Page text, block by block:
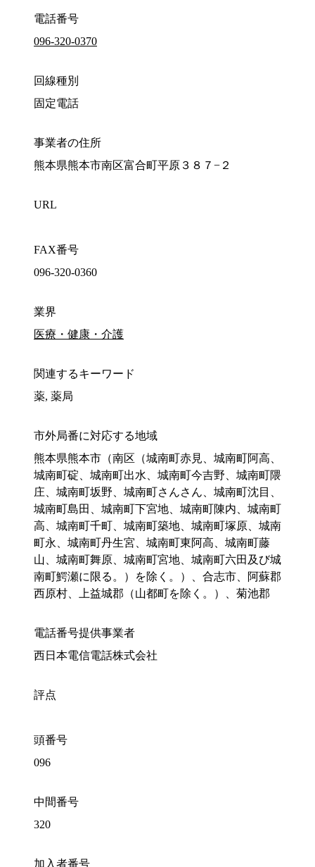
電話番号
096-320-0370
回線種別
固定電話
事業者の住所
熊本県熊本市南区富合町平原３８７−２
URL
FAX番号
096-320-0360
業界
医療・健康・介護
関連するキーワード
薬, 薬局
市外局番に対応する地域
熊本県熊本市（南区（城南町赤見、城南町阿高、
城南町碇、城南町出水、城南町今吉野、城南町隈
庄、城南町坂野、城南町さんさん、城南町沈目、
城南町島田、城南町下宮地、城南町陳内、城南町
高、城南町千町、城南町築地、城南町塚原、城南
町永、城南町丹生宮、城南町東阿高、城南町藤
山、城南町舞原、城南町宮地、城南町六田及び城
南町鰐瀬に限る。）を除く。）、合志市、阿蘇郡
西原村、上益城郡（山都町を除く。）、菊池郡
電話番号提供事業者
西日本電信電話株式会社
評点
頭番号
096
中間番号
320
加入者番号